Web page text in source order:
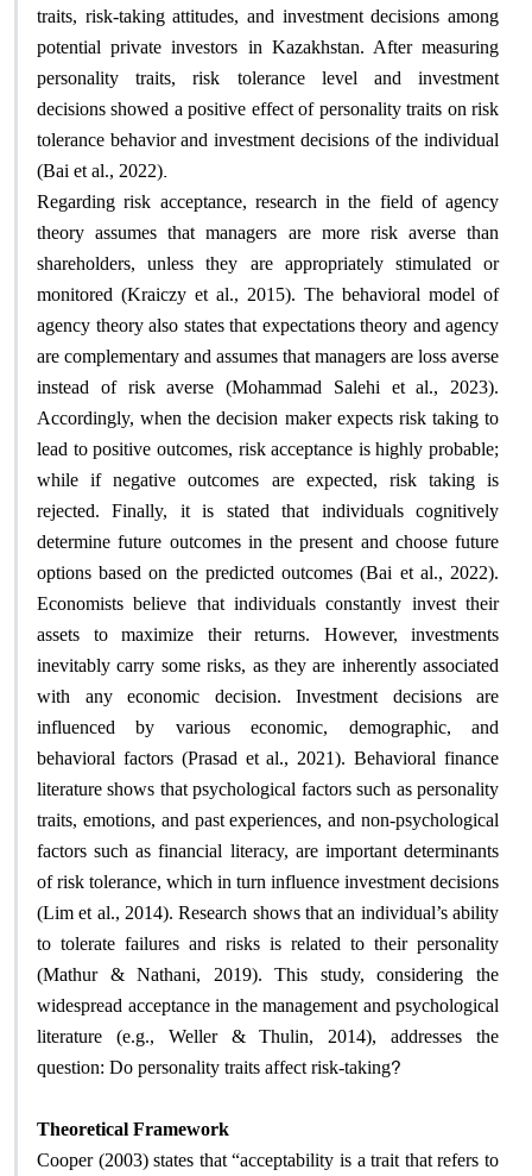
traits, risk-taking attitudes, and investment decisions among
potential private investors in Kazakhstan. After measuring
personality traits, risk tolerance level and investment
decisions showed a positive effect of personality traits on risk
tolerance behavior and investment decisions of the individual
(Bai et al., 2022).
Regarding risk acceptance, research in the field of agency
theory assumes that managers are more risk averse than
shareholders, unless they are appropriately stimulated or
monitored (Kraiczy et al., 2015). The behavioral model of
agency theory also states that expectations theory and agency
are complementary and assumes that managers are loss averse
instead of risk averse (Mohammad Salehi et al., 2023).
Accordingly, when the decision maker expects risk taking to
lead to positive outcomes, risk acceptance is highly probable;
while if negative outcomes are expected, risk taking is
rejected. Finally, it is stated that individuals cognitively
determine future outcomes in the present and choose future
options based on the predicted outcomes (Bai et al., 2022).
Economists believe that individuals constantly invest their
assets to maximize their returns. However, investments
inevitably carry some risks, as they are inherently associated
with any economic decision. Investment decisions are
influenced by various economic, demographic, and
behavioral factors (Prasad et al., 2021). Behavioral finance
literature shows that psychological factors such as personality
traits, emotions, and past experiences, and non-psychological
factors such as financial literacy, are important determinants
of risk tolerance, which in turn influence investment decisions
(Lim et al., 2014). Research shows that an individual’s ability
to tolerate failures and risks is related to their personality
(Mathur & Nathani, 2019). This study, considering the
widespread acceptance in the management and psychological
literature (e.g., Weller & Thulin, 2014), addresses the
question: Do personality traits affect risk-taking?
Theoretical Framework
Cooper (2003) states that “acceptability is a trait that refers to